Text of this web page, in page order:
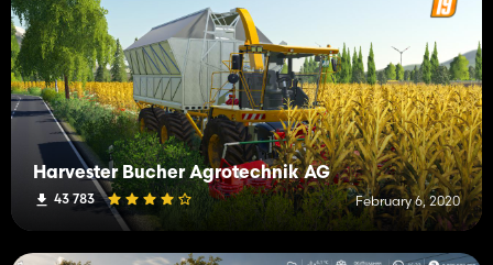
Harvester Bucher Agrotechnik AG
43 783 February 6, 2020